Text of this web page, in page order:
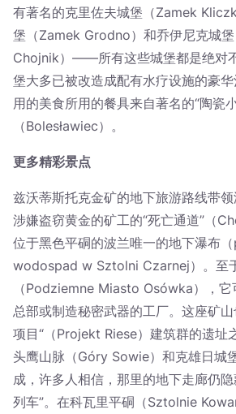
有著名的克里佐夫城堡（Zamek
堡（Zamek Grodno）和乔伊尼克城
Chojnik）——所有这些城堡都是绝对
堡大多已被改造成配有水疗设施的豪
用的美食所用的餐具来自著名的“陶瓷
（Bolesławiec）。
更多精彩景点
兹沃蒂斯托克金矿的地下旅游路线带
涉嫌盗窃黄金的矿工的“死亡通道”（
位于黑色平硐的波兰唯一的地下瀑布
wodospad w Sztolni Czarnej）。至
（Podziemne Miasto Osówka），
总部或制造秘密武器的工厂。这座矿山
项目“（Projekt Riese）建筑群的遗址
头鹰山脉（Góry Sowie）和克雄日城
成，许多人相信，那里的地下走廊仍
列车”。在科瓦里平硐（Sztolnie